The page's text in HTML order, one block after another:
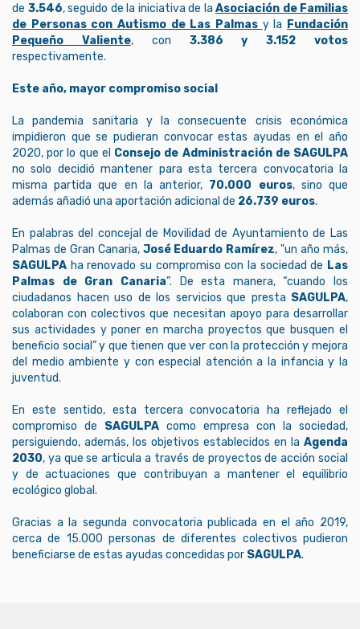
de 3.546, seguido de la iniciativa de la Asociación de Familias
de Personas con Autismo de Las Palmas y la Fundación
Pequeño Valiente, con 3.386 y 3.152 votos
respectivamente.
Este año, mayor compromiso social
La pandemia sanitaria y la consecuente crisis económica
impidieron que se pudieran convocar estas ayudas en el año
2020, por lo que el Consejo de Administración de SAGULPA
no solo decidió mantener para esta tercera convocatoria la
misma partida que en la anterior, 70.000 euros, sino que
además añadió una aportación adicional de 26.739 euros.
En palabras del concejal de Movilidad de Ayuntamiento de Las
Palmas de Gran Canaria, José Eduardo Ramírez, "un año más,
SAGULPA ha renovado su compromiso con la sociedad de Las
Palmas de Gran Canaria”. De esta manera, “cuando los
ciudadanos hacen uso de los servicios que presta SAGULPA,
colaboran con colectivos que necesitan apoyo para desarrollar
sus actividades y poner en marcha proyectos que busquen el
beneficio social” y que tienen que ver con la protección y mejora
del medio ambiente y con especial atención a la infancia y la
juventud.
En este sentido, esta tercera convocatoria ha reflejado el
compromiso de SAGULPA como empresa con la sociedad,
persiguiendo, además, los objetivos establecidos en la Agenda
2030, ya que se articula a través de proyectos de acción social
y de actuaciones que contribuyan a mantener el equilibrio
ecológico global.
Gracias a la segunda convocatoria publicada en el año 2019,
cerca de 15.000 personas de diferentes colectivos pudieron
beneficiarse de estas ayudas concedidas por SAGULPA.